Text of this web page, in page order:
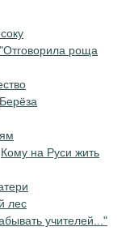
"Отговорила роща
Берёза
Кому на Руси жить
лес
учителей..."